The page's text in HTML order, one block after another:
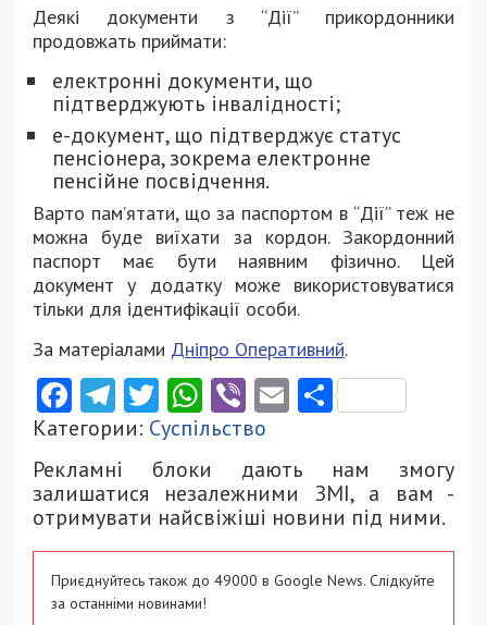
Деякі документи з “Дії” прикордонники
продовжать приймати:
електронні документи, що
підтверджують інвалідності;
е-документ, що підтверджує статус
пенсіонера, зокрема електронне
пенсійне посвідчення.
Варто пам’ятати, що за паспортом в “Дії” теж не
можна буде виїхати за кордон. Закордонний
паспорт має бути наявним фізично. Цей
документ у додатку може використовуватися
тільки для ідентифікації особи.
За матеріалами Дніпро Оперативний.
Facebook
Telegram
Twitter
WhatsApp
ViberEmail
Категории: Суспільство
Рекламні блоки дають нам змогу
залишатися незалежними ЗМІ, а вам -
отримувати найсвіжіші новини під ними.
Приєднуйтесь також до 49000 в Google News. Слідкуйте
за останніми новинами!